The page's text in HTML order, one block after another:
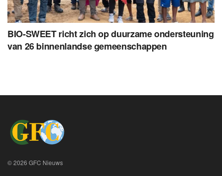
BIO-SWEET richt zich op duurzame ondersteuning
van 26 binnenlandse gemeenschappen
© 2026 GFC Nieuws